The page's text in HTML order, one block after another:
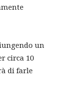
un
circa 10
di farle